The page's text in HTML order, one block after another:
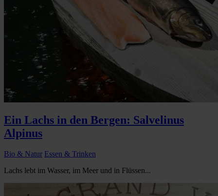
Ein Lachs in den Bergen: Salvelinus
Alpinus
Bio & Natur Essen & Trinken
Lachs lebt im Wasser, im Meer und in Flüssen...